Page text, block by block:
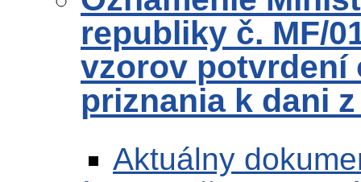
republiky č. MF/
vzorov potvrdení
priznania k dani
Aktuálny